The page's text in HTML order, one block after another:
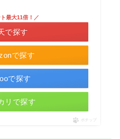
で探す
最大11倍！／
で探す
で探す
リで探す
ポチップ